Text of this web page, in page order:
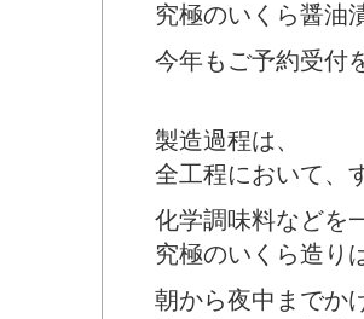
究極のいくら醤油
今年もご予約受付
製造過程は、
全工程において、
化学調味料などを
究極のいくら造り
朝から夜中までか